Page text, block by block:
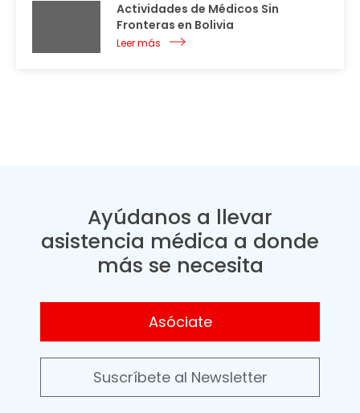
Actividades de Médicos Sin
Fronteras en Bolivia
Leer más
Ayúdanos a llevar
asistencia médica a donde
más se necesita
Asóciate
Suscríbete al Newsletter